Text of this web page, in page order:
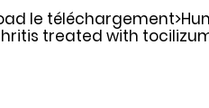
le
treated with